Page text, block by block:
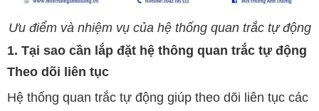
Ưu điểm và nhiệm vụ của hệ thống quan trắc tự động
1. Tại sao cần lắp đặt hệ thông quan trắc tự động
Theo dõi liên tục
Hệ thống quan trắc tự động giúp theo dõi liên tục các